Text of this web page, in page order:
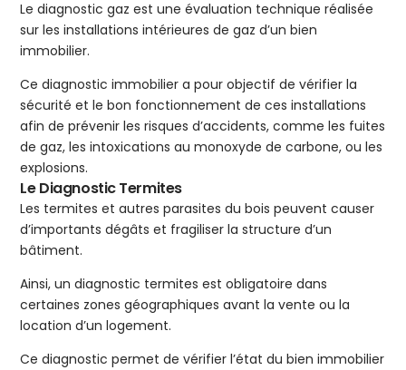
Le diagnostic gaz est une évaluation technique réalisée
sur les installations intérieures de gaz d’un bien
immobilier.
Ce diagnostic immobilier a pour objectif de vérifier la
sécurité et le bon fonctionnement de ces installations
afin de prévenir les risques d’accidents, comme les fuites
de gaz, les intoxications au monoxyde de carbone, ou les
explosions.
Le Diagnostic Termites
Les termites et autres parasites du bois peuvent causer
d’importants dégâts et fragiliser la structure d’un
bâtiment.
Ainsi, un diagnostic termites est obligatoire dans
certaines zones géographiques avant la vente ou la
location d’un logement.
Ce diagnostic permet de vérifier l’état du bien immobilier